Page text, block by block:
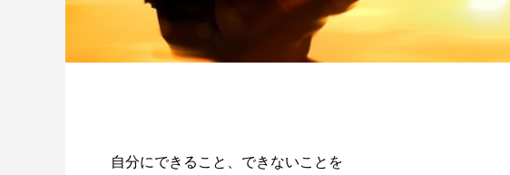
自分にできること、できないことを